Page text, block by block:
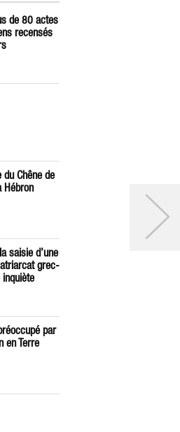
de 80 actes
recensés
du Chêne de
Hébron
saisie d’une
grec-
par
en Terre